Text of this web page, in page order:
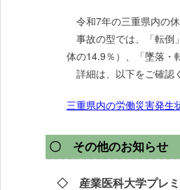
令和7年の三重県内の
事故の型では、「転倒
体の14.9％）、「墜落・
詳細は、以下をご確認
三重県内の労働災害発生
〇 その他のお知らせ
◇ 産業医科大学プレミ